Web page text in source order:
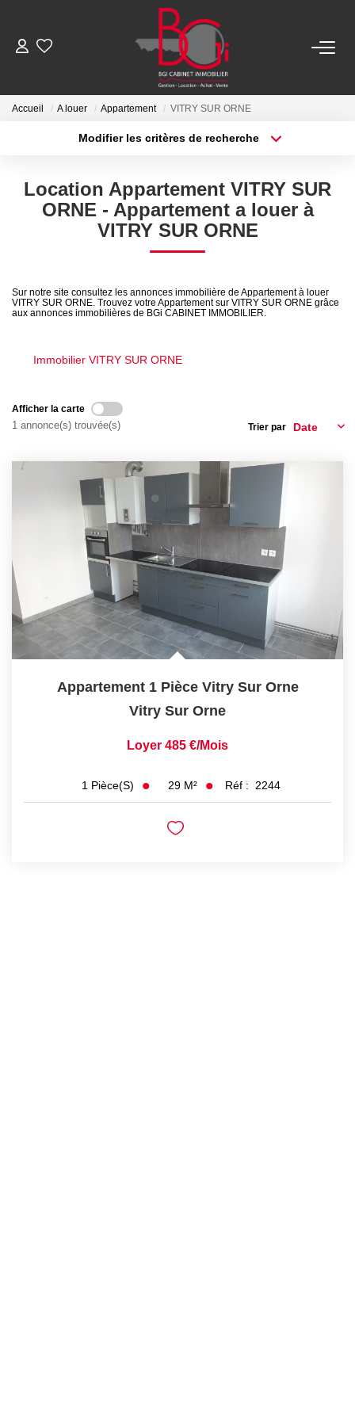
ACHETER
Ancien
LOUER
Télécharger Le Dossier De Location
CONTACT
EXTRANET
Accueil A louer Appartement VITRY SUR ORNE
Modifier les critères de recherche
Sélectionnez...
Type de bien
Surface min
Location Appartement VITRY SUR
ORNE - Appartement a louer à
VITRY SUR ORNE
Sur notre site consultez les annonces immobilière de Appartement à louer
VITRY SUR ORNE. Trouvez votre Appartement sur VITRY SUR ORNE grâce
aux annonces immobilières de BGi CABINET IMMOBILIER.
Immobilier VITRY SUR ORNE
Afficher la carte
1 annonce(s) trouvée(s) Trier par
Appartement 1 Pièce Vitry Sur Orne
Vitry Sur Orne
Loyer 485 €/mois
1 Pièce(s) 29 M² Réf : 2244